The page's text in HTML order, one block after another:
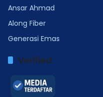
Ansar Ahmad
Along Fiber
Generasi Emas
Verified